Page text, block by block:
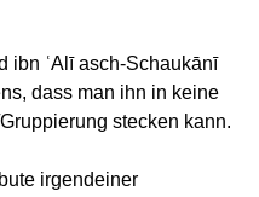
ibn ʿAlī asch-Schaukānī
dass man ihn in keine
stecken kann.
irgendeiner